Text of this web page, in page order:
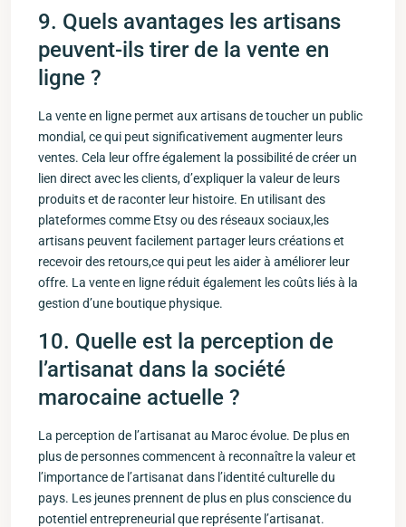
9. Quels avantages les artisans
peuvent-ils tirer​ de la vente en
ligne ?
La vente en ligne permet aux ​artisans de toucher un public
mondial, ce qui ‍peut significativement augmenter leurs
ventes. ⁢Cela leur offre également la possibilité de créer un
lien direct avec les clients, d’expliquer la valeur de leurs
produits et de raconter leur histoire. En utilisant des
plateformes comme Etsy ou des réseaux sociaux,les
artisans peuvent​ facilement partager leurs créations et
‌recevoir des retours,ce qui peut​ les aider à améliorer ​leur
offre. La vente en ligne réduit également les coûts liés à la
gestion d’une boutique physique.
10. Quelle est la perception de
l’artisanat dans la société
marocaine actuelle ?
La perception de ‍l’artisanat au Maroc évolue. De plus en
plus de personnes commencent⁢ à reconnaître⁣ la valeur et
l’importance de l’artisanat dans l’identité⁢ culturelle ‍du
‍pays. Les jeunes prennent de‍ plus en plus conscience du
potentiel entrepreneurial que représente l’artisanat.​